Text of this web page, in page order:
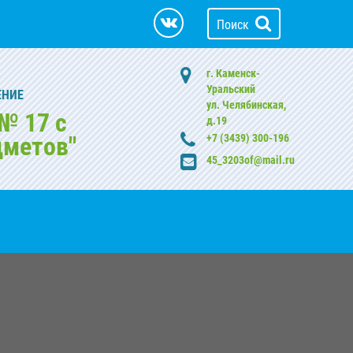
Поиск
17 с
г. Каменск-
Уральский
ул. Челябинская,
д.19
+7 (3439) 300-196
45_3203of@mail.ru